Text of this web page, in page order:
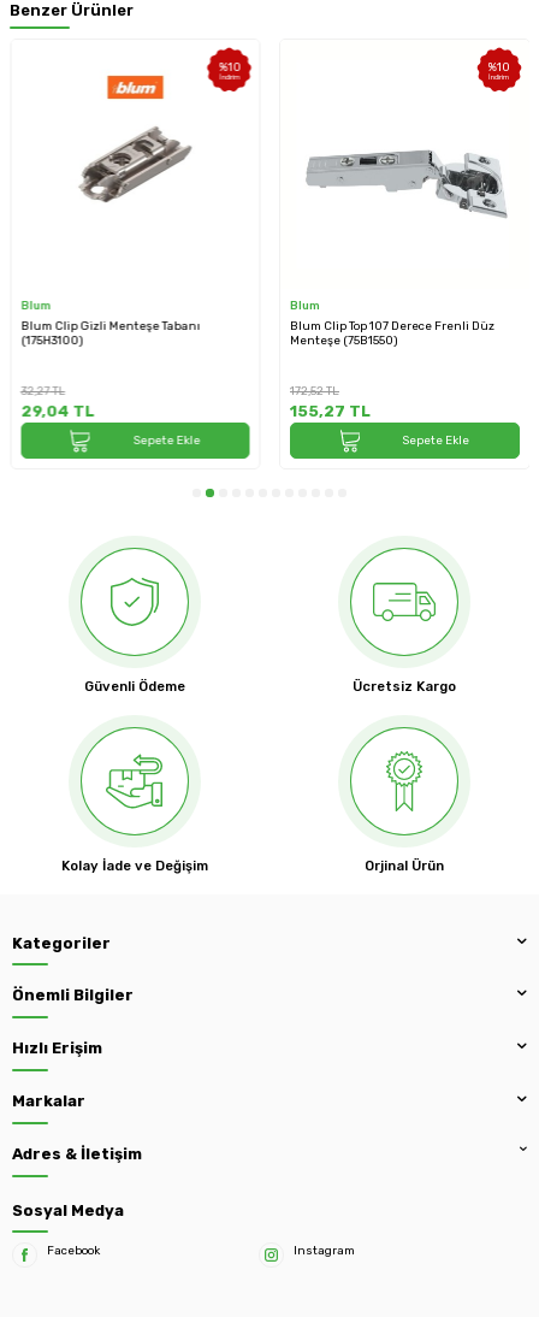
Benzer Ürünler
%10
İndirim
Blum
Blum Clip Gizli Menteşe Tabanı
(175H3100)
32,27TL
29,04 TL
Sepete Ekle
%10
İndirim
Blum
Blum Clip Top 107 Derece Frenli Düz
Menteşe (75B1550)
172,52TL
155,27 TL
Sepete Ekle
Güvenli Ödeme Ücretsiz Kargo
Kolay İade ve Değişim Orjinal Ürün
Kategoriler
Önemli Bilgiler
Hızlı Erişim
Markalar
Adres & İletişim
Sosyal Medya
Facebook Instagram